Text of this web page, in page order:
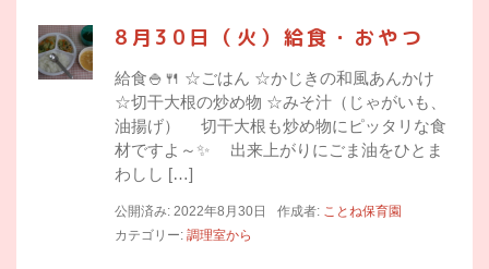
8月30日（火）給食・おやつ
給食🍚🍴 ☆ごはん ☆かじきの和風あんかけ
☆切干大根の炒め物 ☆みそ汁（じゃがいも、
油揚げ） 切干大根も炒め物にピッタリな食
材ですよ～✨ 出来上がりにごま油をひとま
わしし […]
公開済み: 2022年8月30日 作成者: ことね保育園
カテゴリー: 調理室から